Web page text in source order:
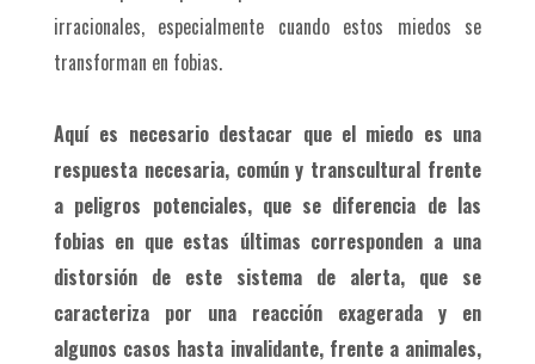
irracionales, especialmente cuando estos miedos se
transforman en fobias.
Aquí es necesario destacar que el miedo es una
respuesta necesaria, común y transcultural frente
a peligros potenciales, que se diferencia de las
fobias en que estas últimas corresponden a una
distorsión de este sistema de alerta, que se
caracteriza por una reacción exagerada y en
algunos casos hasta invalidante, frente a animales,